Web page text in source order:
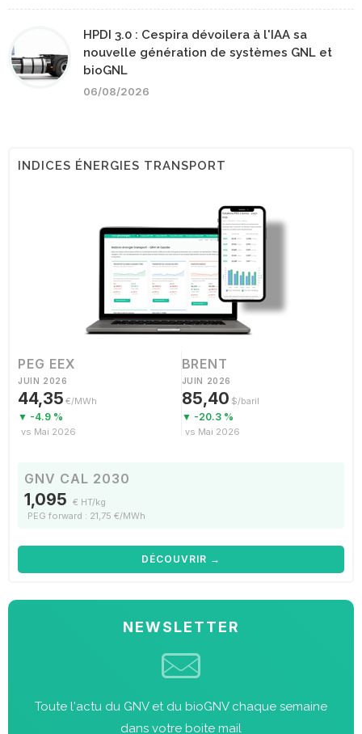
HPDI 3.0 : Cespira dévoilera à l'IAA sa
nouvelle génération de systèmes GNL et
bioGNL
06/08/2026
INDICES ÉNERGIES TRANSPORT
PEG EEX
JUIN 2026
44,35 €/MWh
▼ -4.9 %
vs Mai 2026
BRENT
JUIN 2026
85,40 $/baril
▼ -20.3 %
vs Mai 2026
GNV CAL 2030
1,095 € HT/kg
PEG forward : 21,75 €/MWh
DÉCOUVRIR →
NEWSLETTER
Toute l'actu du GNV et du bioGNV chaque semaine
dans votre boite mail